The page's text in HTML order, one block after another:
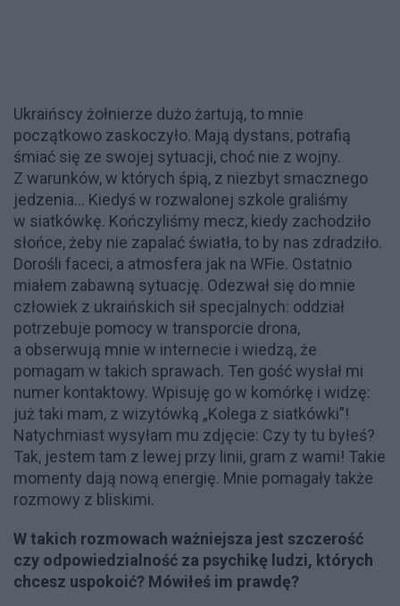
Ukraińscy żołnierze dużo żartują, to mnie
początkowo zaskoczyło. Mają dystans, potrafią
śmiać się ze swojej sytuacji, choć nie z wojny.
Z warunków, w których śpią, z niezbyt smacznego
jedzenia... Kiedyś w rozwalonej szkole graliśmy
w siatkówkę. Kończyliśmy mecz, kiedy zachodziło
słońce, żeby nie zapalać światła, to by nas zdradziło.
Dorośli faceci, a atmosfera jak na WFie. Ostatnio
miałem zabawną sytuację. Odezwał się do mnie
człowiek z ukraińskich sił specjalnych: oddział
potrzebuje pomocy w transporcie drona,
a obserwują mnie w internecie i wiedzą, że
pomagam w takich sprawach. Ten gość wysłał mi
numer kontaktowy. Wpisuję go w komórkę i widzę:
już taki mam, z wizytówką „Kolega z siatkówki”!
Natychmiast wysyłam mu zdjęcie: Czy ty tu byłeś?
Tak, jestem tam z lewej przy linii, gram z wami! Takie
momenty dają nową energię. Mnie pomagały także
rozmowy z bliskimi.
W takich rozmowach ważniejsza jest szczerość
czy odpowiedzialność za psychikę ludzi, których
chcesz uspokoić? Mówiłeś im prawdę?